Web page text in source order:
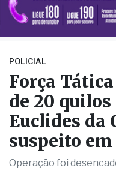
POLICIAL
Força
de 20
Euclides da
suspeito
Operação foi